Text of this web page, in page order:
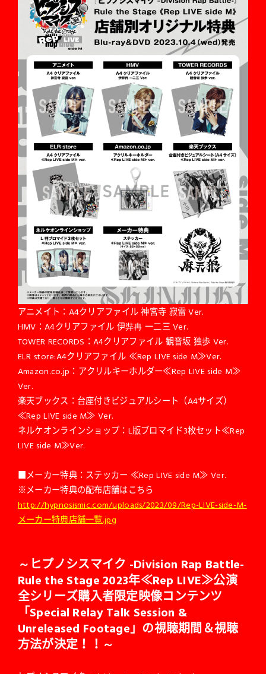
アニメイト：A4クリアファイル 神宮寺 寂雷 Ver.
HMV：A4クリアファイル 伊弉冉 一二三 Ver.
TOWER RECORDS：A4クリアファイル 観音坂 独歩 Ver.
ELR store:A4クリアファイル ≪Rep LIVE side M≫Ver.
Amazon.co.jp：アクリルキーホルダー≪Rep LIVE side M≫
Ver.
楽天ブックス：台座付きビジュアルシート（A4サイズ）
≪Rep LIVE side M≫ Ver.
ネルケオンラインショップ：L版ブロマイド3枚セット≪Rep
LIVE side M≫Ver.
■メーカー特典：ステッカー ≪Rep LIVE side M≫ Ver.
※メーカー特典の配布店舗はこちら
http://hypnosismic.com/uploads/2023/09/Rep-LIVE-side-M-
メーカー特典店舗一覧.jpg
～ヒプノシスマイク -Division Rap Battle-
Rule the Stage 2023年≪Rep LIVE≫公演
全シリーズ購入者限定映像コンテンツ
「Special Relay Talk Session &
Unreleased Footage」の視聴期間＆視聴
方法が決定！！～